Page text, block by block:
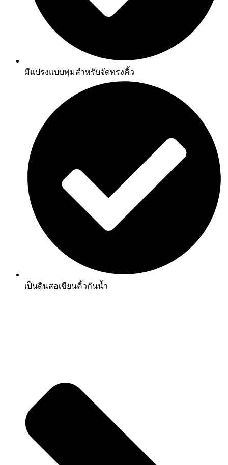
มีแปรงแบบพุ่มสำหรับจัดทรงคิ้ว
เป็นดินสอเขียนคิ้วกันน้ำ